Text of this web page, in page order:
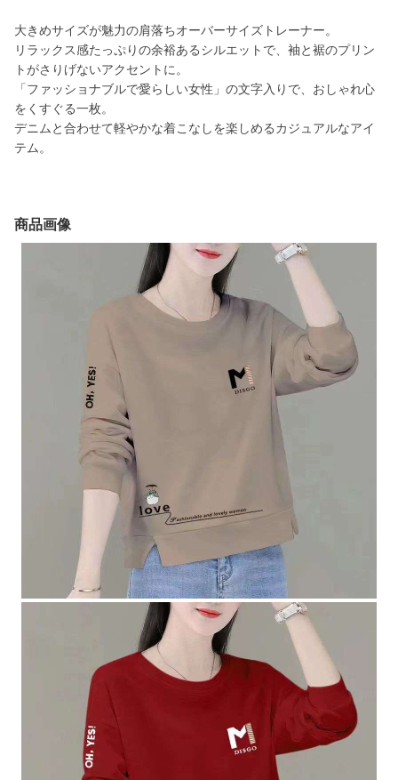
大きめサイズが魅力の肩落ちオーバーサイズトレーナー。
リラックス感たっぷりの余裕あるシルエットで、袖と裾のプリン
トがさりげないアクセントに。
「ファッショナブルで愛らしい女性」の文字入りで、おしゃれ心
をくすぐる一枚。
デニムと合わせて軽やかな着こなしを楽しめるカジュアルなアイ
テム。
商品画像